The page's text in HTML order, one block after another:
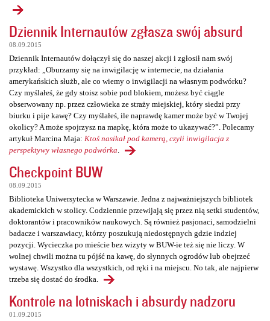
Dziennik Internautów zgłasza swój absurd
08.09.2015
Dziennik Internautów dołączył się do naszej akcji i zgłosił nam swój
przykład: „Oburzamy się na inwigilację w internecie, na działania
amerykańskich służb, ale co wiemy o inwigilacji na własnym podwórku?
Czy myślałeś, że gdy stoisz sobie pod blokiem, możesz być ciągle
obserwowany np. przez człowieka ze straży miejskiej, który siedzi przy
biurku i pije kawę? Czy myślałeś, ile naprawdę kamer może być w Twojej
okolicy? A może spojrzysz na mapkę, która może to ukazywać?”. Polecamy
artykuł Marcina Maja: Ktoś nasikał pod kamerą, czyli inwigilacja z
perspektywy własnego podwórka
Checkpoint BUW
08.09.2015
Biblioteka Uniwersytecka w Warszawie. Jedna z najważniejszych bibliotek
akademickich w stolicy. Codziennie przewijają się przez nią setki studentów,
doktorantów i pracowników naukowych. Są również pasjonaci, samodzielni
badacze i warszawiacy, którzy poszukują niedostępnych gdzie indziej
pozycji. Wycieczka po mieście bez wizyty w BUW-ie też się nie liczy. W
wolnej chwili można tu pójść na kawę, do słynnych ogrodów lub obejrzeć
wystawę. Wszystko dla wszystkich, od ręki i na miejscu. No tak, ale najpierw
trzeba się dostać do środka.
Kontrole na lotniskach i absurdy nadzoru
01.09.2015